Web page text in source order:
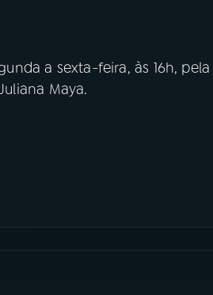
a sexta-feira, às 16h, pela
Maya.